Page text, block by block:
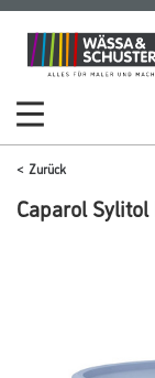
Zum
Inhalt
Zum
Navigationsmenü
Zurück
Caparol Sylitol